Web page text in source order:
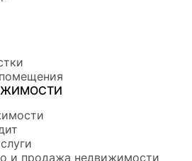
и продажа недвижимости